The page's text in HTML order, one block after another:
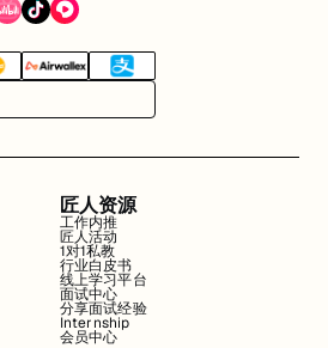
匠人资源
工作内推
匠人活动
1对1私教
行业白皮书
线上学习平台
面试中心
分享面试经验
Internship
会员中心